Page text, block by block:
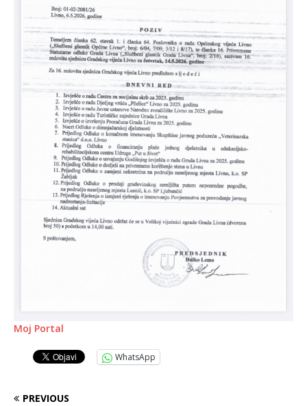
Moj Portal
WhatsApp
PREVIOUS